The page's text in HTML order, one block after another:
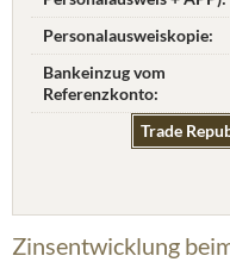
Personalausweiskopie:
Bankeinzug vom
Referenzkonto:
Trade
Zinsentwicklung